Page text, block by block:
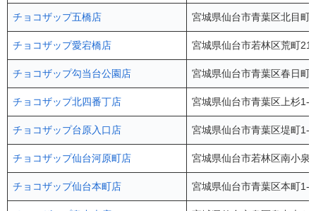
チョコザップ五橋店 宮城県仙台市青葉区北目
チョコザップ愛宕橋店 宮城県仙台市若林区荒町
チョコザップ勾当台公園店 宮城県仙台市青葉区春日
チョコザップ北四番丁店 宮城県仙台市青葉区上杉
チョコザップ台原入口店 宮城県仙台市青葉区堤町
チョコザップ仙台河原町店 宮城県仙台市若林区南小
チョコザップ仙台本町店 宮城県仙台市青葉区本町